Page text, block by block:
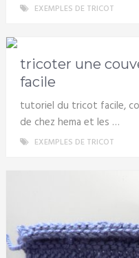
EXEMPLES DE TRICOT
tricoter une
facile
tutoriel du tricot facile,
de chez hema et les …
EXEMPLES DE TRICOT